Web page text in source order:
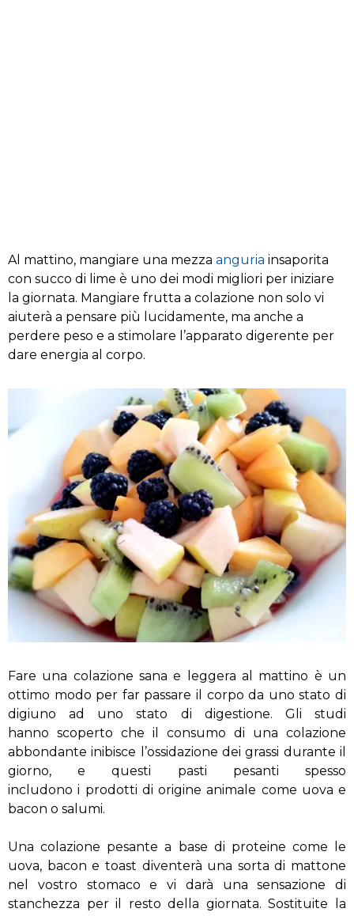
Al mattino, mangiare una mezza anguria insaporita
con succo di lime è uno dei modi migliori per iniziare
la giornata. Mangiare frutta a colazione non solo vi
aiuterà a pensare più lucidamente, ma anche a
perdere peso e a stimolare l’apparato digerente per
dare energia al corpo.
Fare una colazione sana e leggera al mattino è un
ottimo modo per far passare il corpo da uno stato di
digiuno
ad uno stato di digestione. Gli studi
hanno scoperto che il consumo di
una colazione
abbondante inibisce l’ossidazione dei grassi durante il
giorno, e
questi pasti pesanti
spesso
includono i prodotti di origine animale come uova e
bacon o salumi.
Una colazione pesante a base di proteine come le
uova, bacon e toast diventerà una sorta di mattone
nel vostro stomaco
e vi darà unasensazione di
stanchezza per il resto della giornata. Sostituite
la